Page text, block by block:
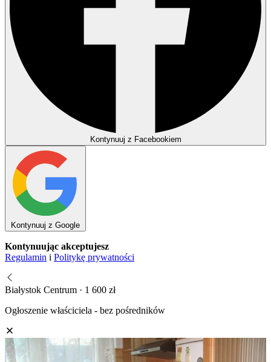
Kontynuuj z Facebookiem
Kontynuuj z Google
Kontynuując akceptujesz
Regulamin i Politykę prywatności
Białystok Centrum · 1 600 zł
Ogłoszenie właściciela - bez pośredników